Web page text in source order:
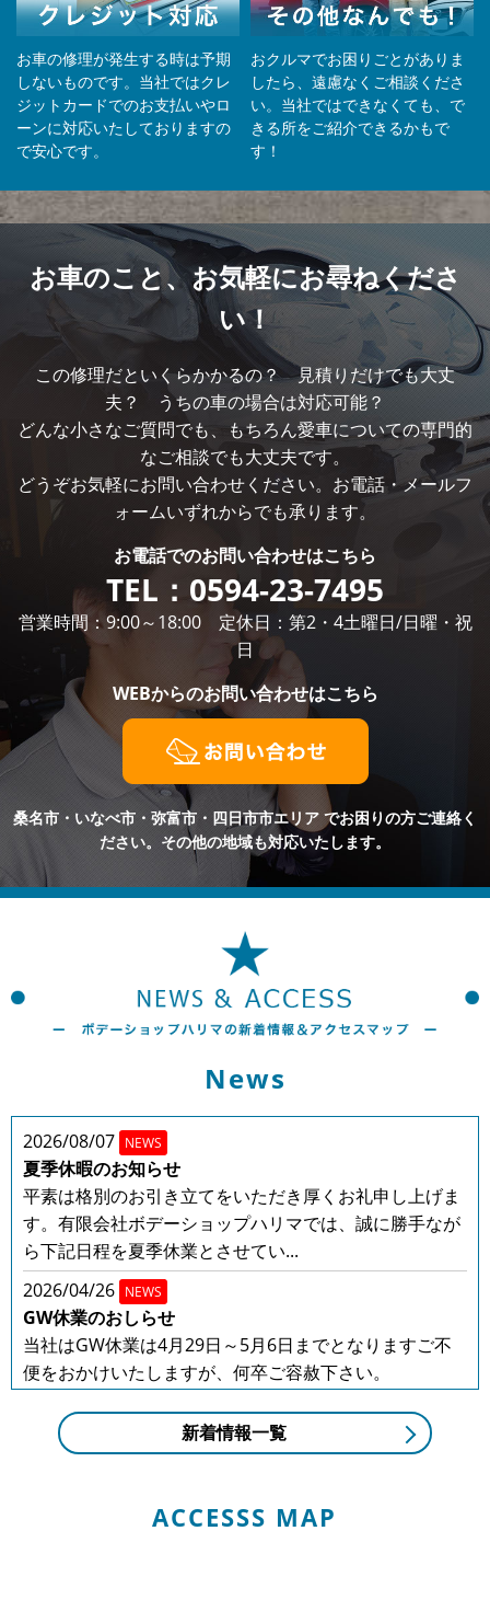
お車の修理が発生する時は予期
しないものです。当社ではクレ
ジットカードでのお支払いやロ
ーンに対応いたしておりますの
で安心です。
おクルマでお困りごとがありま
したら、遠慮なくご相談くださ
い。当社ではできなくても、で
きる所をご紹介できるかもで
す！
お車のこと、お気軽にお尋ねくださ
い！
この修理だといくらかかるの？ 見積りだけでも大丈
夫？ うちの車の場合は対応可能？
どんな小さなご質問でも、もちろん愛車についての専門的
なご相談でも大丈夫です。
どうぞお気軽にお問い合わせください。お電話・メールフ
ォームいずれからでも承ります。
お電話でのお問い合わせはこちら
TEL： 0594-23-7495
営業時間：9:00～18:00 定休日：第2・4土曜日/日曜・祝
日
WEBからのお問い合わせはこちら
桑名市・いなべ市・弥富市・四日市市エリア でお困りの方ご連絡く
ださい。その他の地域も対応いたします。
News
2026/08/07 NEWS
夏季休暇のお知らせ
平素は格別のお引き立てをいただき厚くお礼申し上げま
す。有限会社ボデーショップハリマでは、誠に勝手なが
ら下記日程を夏季休業とさせてい...
2026/04/26 NEWS
GW休業のおしらせ
当社はGW休業は4月29日～5月6日までとなりますご不
便をおかけいたしますが、何卒ご容赦下さい。
2025/12/20 NEWS
年末年始の営業のお知らせ
ハリマでは、誠に勝手ながら下記...
新着情報一覧
ACCESSS MAP